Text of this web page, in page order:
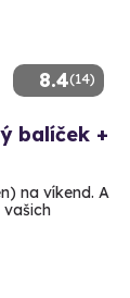
8.4(14)
balíček +
na víkend. A